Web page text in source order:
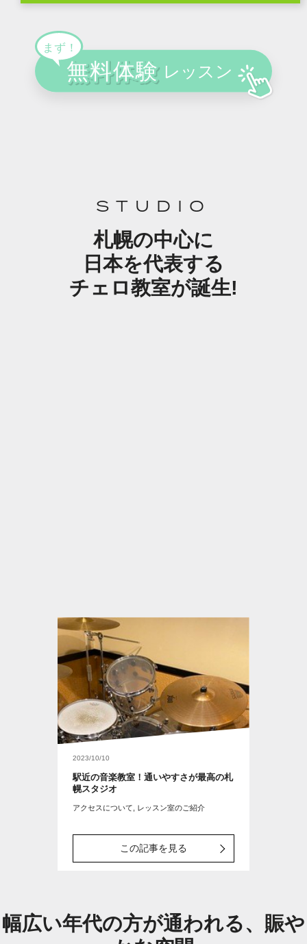
STUDIO
札幌の中心に
日本を代表する
チェロ教室が誕生!
2023/10/10
駅近の音楽教室！通いやすさが最高の札
幌スタジオ
アクセスについて, レッスン室のご紹介
この記事を見る
幅広い年代の方が通われる、賑や